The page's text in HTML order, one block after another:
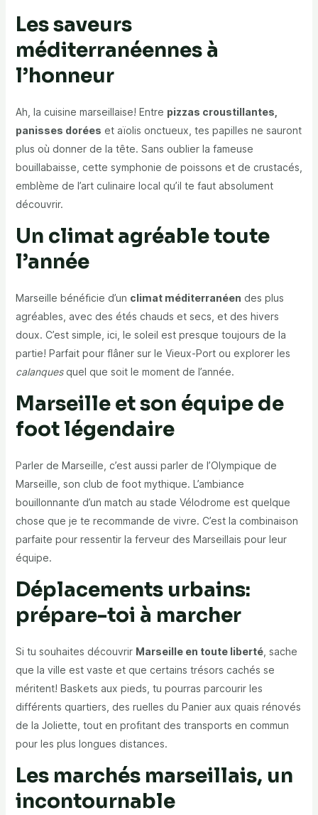
Les saveurs
méditerranéennes à
l’honneur
Ah, la cuisine marseillaise! Entre pizzas croustillantes,
panisses dorées et aïolis onctueux, tes papilles ne sauront
plus où donner de la tête. Sans oublier la fameuse
bouillabaisse, cette symphonie de poissons et de crustacés,
emblème de l’art culinaire local qu’il te faut absolument
découvrir.
Un climat agréable toute
l’année
Marseille bénéficie d’un climat méditerranéen des plus
agréables, avec des étés chauds et secs, et des hivers
doux. C’est simple, ici, le soleil est presque toujours de la
partie! Parfait pour flâner sur le Vieux-Port ou explorer les
calanquesquel que soit le moment de l’année.
Marseille et son équipe de
foot légendaire
Parler de Marseille, c’est aussi parler de l’Olympique de
Marseille, son club de foot mythique. L’ambiance
bouillonnante d’un match au stade Vélodrome est quelque
chose que je te recommande de vivre. C’est la combinaison
parfaite pour ressentir la ferveur des Marseillais pour leur
équipe.
Déplacements urbains:
prépare-toi à marcher
Si tu souhaites découvrir Marseille en toute liberté, sache
que la ville est vaste et que certains trésors cachés se
méritent! Baskets aux pieds, tu pourras parcourir les
différents quartiers, des ruelles du Panier aux quais rénovés
de la Joliette, tout en profitant des transports en commun
pour les plus longues distances.
Les marchés marseillais, un
incontournable